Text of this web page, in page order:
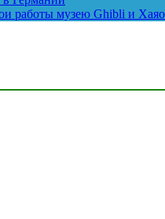
работы музею Ghibli и